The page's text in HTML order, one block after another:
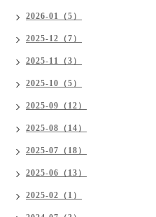
2026-01（5）
2025-12（7）
2025-11（3）
2025-10（5）
2025-09（12）
2025-08（14）
2025-07（18）
2025-06（13）
2025-02（1）